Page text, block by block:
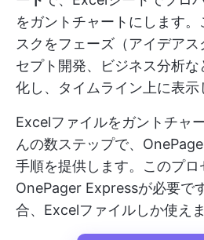
をガントチャートにします
スクをフェーズ（アイデア
セプト開発、ビジネス分析
化し、タイムライン上に表示
Excelファイルをガントチャ
んの数ステップで、
手順を提供します。このプ
OnePager Expressが必要で
合、Excelファイルしか使えま